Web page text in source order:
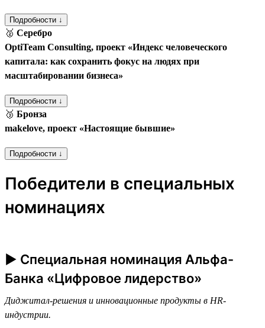
Подробности ↓
🥈 Серебро
OptiTeam Consulting, проект «Индекс человеческого
капитала: как сохранить фокус на людях при
масштабировании бизнеса»
Подробности ↓
🥉 Бронза
makelove, проект «Настоящие бывшие»
Подробности ↓
Победители в специальных
номинациях
► Специальная номинация Альфа-
Банка «Цифровое лидерство»
Диджитал-решения и инновационные продукты в HR-
индустрии.